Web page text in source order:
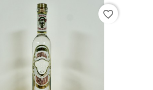
favorite_border